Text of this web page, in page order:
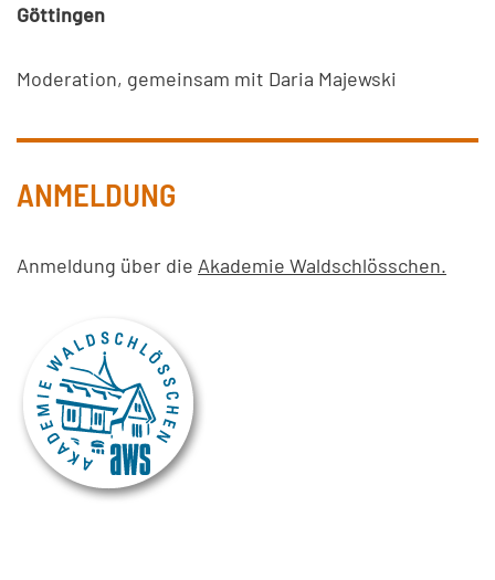
Göttingen
Moderation, gemeinsam mit Daria Majewski
ANMELDUNG
Anmeldung über die Akademie Waldschlösschen.